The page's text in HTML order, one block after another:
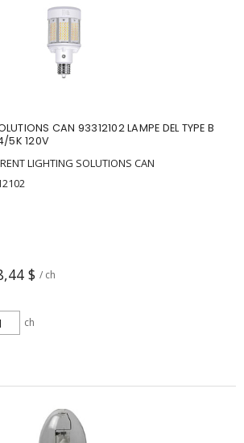
CAN 93312102 LAMPE DEL TYPE B
5K 120V
LIGHTING SOLUTIONS CAN
$ / ch
ch